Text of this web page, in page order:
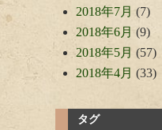
2018年7月 (7)
2018年6月 (9)
2018年5月 (57)
2018年4月 (33)
タグ